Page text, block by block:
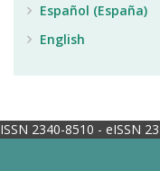
Español (España)
English
ISSN 2340-8510 - eISSN